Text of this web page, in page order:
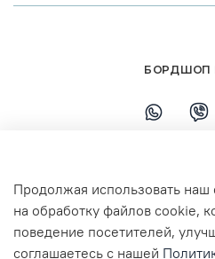
г. Ярославль, ул.
Флагман
БОРДШОП
Продолжая использовать наш
на обработку файлов cookie,
поведение посетителей,
соглашаетесь с нашей